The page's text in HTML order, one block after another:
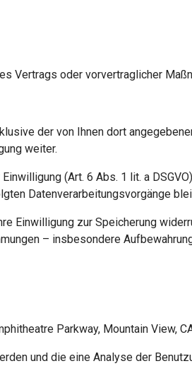
Vertrags oder vorvertraglicher
der von Ihnen dort
weiter.
(Art. 6 Abs. 1 lit. a
Datenverarbeitungsvorgänge
Einwilligung zur Speicherung
– insbesondere
Parkway, Mountain View,
und die eine Analyse der